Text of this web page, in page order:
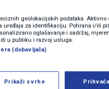
zaglavljenim dijelom
geolokacijskih podataka. Aktivno
uređaja za identifikaciju. Pohrana i/ili
oglašavanje i sadržaj,
u publiku i razvoj usluga.
(dobavljača)
Prikaži svrhe